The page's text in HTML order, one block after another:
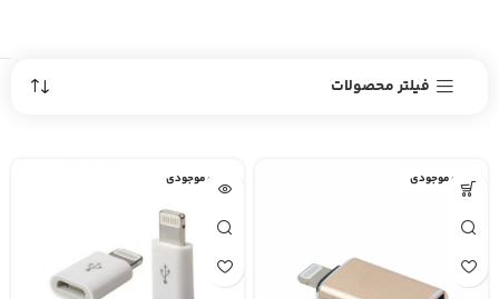
فیلتر محصولات
اتمام موجودی اتمام موجودی